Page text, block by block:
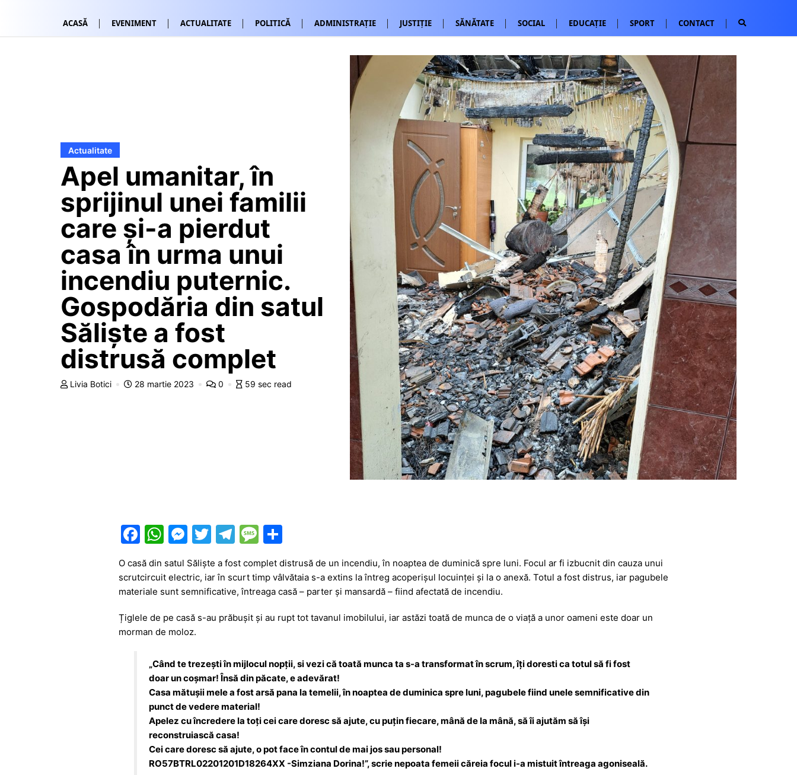
ACASĂ EVENIMENT ACTUALITATE POLITICĂ ADMINISTRAȚIE JUSTIȚIE SĂNĂTATE SOCIAL EDUCAȚIE SPORT CONTACT
Actualitate
Apel umanitar, în
sprijinul unei familii
care și-a pierdut
casa în urma unui
incendiu puternic.
Gospodăria din satul
Săliște a fost
distrusă complet
Livia Botici 28 martie 2023 0 59 sec read
F
c
e
b
o
k
W
at
s
A
p
M
s
s
e
n
er
T
itt
er
T
e
gr
a
m
M
s
s
a
g
P
ar
ta
je
a
z
O casă din satul Săliște a fost complet distrusă de un incendiu, în noaptea de duminică spre luni. Focul ar fi izbucnit din cauza unui
scrutcircuit electric, iar în scurt timp vâlvătaia s-a extins la întreg acoperișul locuinței și la o anexă. Totul a fost distrus, iar pagubele
materiale sunt semnificative, întreaga casă – parter și mansardă – fiind afectată de incendiu.
Țiglele de pe casă s-au prăbușit și au rupt tot tavanul imobilului, iar astăzi toată de munca de o viață a unor oameni este doar un
morman de moloz.
„Când te trezești în mijlocul nopții, si vezi că toată munca ta s-a transformat în scrum, îți doresti ca totul să fi fost
doar un coșmar! Însă din păcate, e adevărat!
Casa mătușii mele a fost arsă pana la temelii, în noaptea de duminica spre luni, pagubele fiind unele semnificative din
punct de vedere material!
Apelez cu încredere la toți cei care doresc să ajute, cu puțin fiecare, mână de la mână, să îi ajutăm să își
reconstruiască casa!
Cei care doresc să ajute, o pot face în contul de mai jos sau personal!
RO57BTRL02201201D18264XX -Simziana Dorina!”, scrie nepoata femeii căreia focul i-a mistuit întreaga agoniseală.